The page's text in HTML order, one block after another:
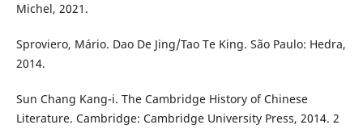
Michel, 2021.
Sproviero, Mário. Dao De Jing/Tao Te King. São Paulo: Hedra,
2014.
Sun Chang Kang-i. The Cambridge History of Chinese
Literature. Cambridge: Cambridge University Press, 2014. 2